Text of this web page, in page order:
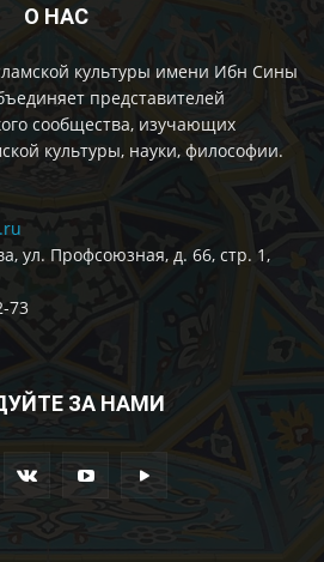
О НАС
культуры имени Ибн Сины
представителей
сообщества, изучающих
культуры, науки, философии.
ул. Профсоюзная, д. 66, стр. 1,
73
ЗА НАМИ